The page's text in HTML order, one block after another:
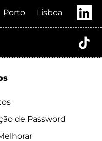
Porto Lisboa
de Password